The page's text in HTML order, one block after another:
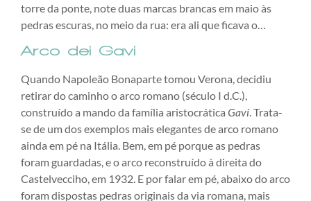
torre da ponte, note duas marcas brancas em maio às
pedras escuras, no meio da rua: era ali que ficava o…
Arco dei Gavi
Quando Napoleão Bonaparte tomou Verona, decidiu
retirar do caminho o arco romano (século I d.C.),
construído a mando da família aristocrática Gavi. Trata-
se de um dos exemplos mais elegantes de arco romano
ainda em pé na Itália. Bem, em pé porque as pedras
foram guardadas, e o arco reconstruído à direita do
Castelvecciho, em 1932. E por falar em pé, abaixo do arco
foram dispostas pedras originais da via romana, mais